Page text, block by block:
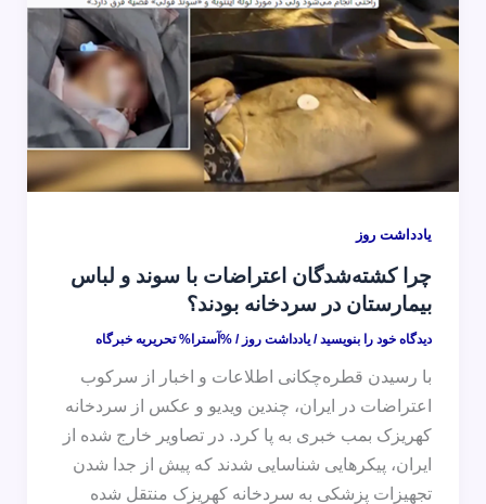
یادداشت روز
چرا کشته‌شدگان اعتراضات با سوند و لباس
بیمارستان در سردخانه بودند؟
دیدگاه‌ خود را بنویسید / یادداشت روز / %آسترا% تحریریه خبرگاه
با رسیدن قطره‌چکانی اطلاعات و اخبار از سرکوب
اعتراضات در ایران،‌ چندین ویدیو و عکس از سردخانه
کهریزک بمب خبری به پا کرد. در تصاویر خارج شده از
ایران،‌ پیکرهایی شناسایی شدند که پیش از جدا شدن
تجهیزات پزشکی به سردخانه کهریزک منتقل شده